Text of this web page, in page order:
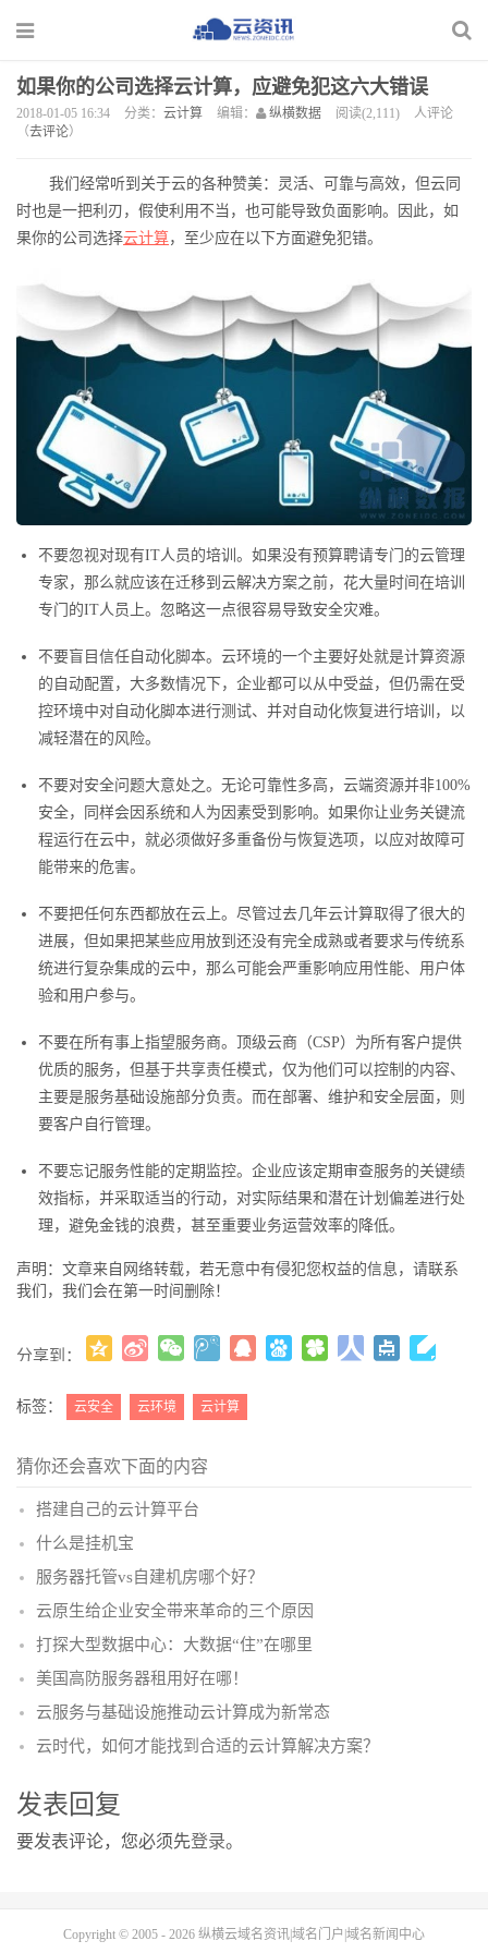
如果你的公司选择云计算，应避免犯这六大错误
2018-01-05 16:34 分类： 云计算 编辑： 纵横数据 阅读(2,111)
人评论
（去评论）
我们经常听到关于云的各种赞美：灵活、可靠与高效，但云同
时也是一把利刃，假使利用不当，也可能导致负面影响。因此，如
果你的公司选择云计算，至少应在以下方面避免犯错。
不要忽视对现有IT人员的培训。如果没有预算聘请专门的云管理
专家，那么就应该在迁移到云解决方案之前，花大量时间在培训
专门的IT人员上。忽略这一点很容易导致安全灾难。
不要盲目信任自动化脚本。云环境的一个主要好处就是计算资源
的自动配置，大多数情况下，企业都可以从中受益，但仍需在受
控环境中对自动化脚本进行测试、并对自动化恢复进行培训，以
减轻潜在的风险。
不要对安全问题大意处之。无论可靠性多高，云端资源并非100%
安全，同样会因系统和人为因素受到影响。如果你让业务关键流
程运行在云中，就必须做好多重备份与恢复选项，以应对故障可
能带来的危害。
不要把任何东西都放在云上。尽管过去几年云计算取得了很大的
进展，但如果把某些应用放到还没有完全成熟或者要求与传统系
统进行复杂集成的云中，那么可能会严重影响应用性能、用户体
验和用户参与。
不要在所有事上指望服务商。顶级云商（CSP）为所有客户提供
优质的服务，但基于共享责任模式，仅为他们可以控制的内容、
主要是服务基础设施部分负责。而在部署、维护和安全层面，则
要客户自行管理。
不要忘记服务性能的定期监控。企业应该定期审查服务的关键绩
效指标，并采取适当的行动，对实际结果和潜在计划偏差进行处
理，避免金钱的浪费，甚至重要业务运营效率的降低。
声明：文章来自网络转载，若无意中有侵犯您权益的信息，请联系
我们，我们会在第一时间删除！
分享到：
标签： 云安全 云环境 云计算
猜你还会喜欢下面的内容
搭建自己的云计算平台
什么是挂机宝
服务器托管vs自建机房哪个好？
云原生给企业安全带来革命的三个原因
打探大型数据中心：大数据“住”在哪里
美国高防服务器租用好在哪！
云服务与基础设施推动云计算成为新常态
云时代，如何才能找到合适的云计算解决方案？
发表回复
要发表评论，您必须先登录。
Copyright © 2005 - 2026 纵横云域名资讯|域名门户|域名新闻中心